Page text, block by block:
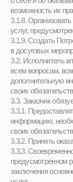
и других мероприятиях,
4. Оплата услуг и порядок
4.1. Стоимость
случае если Заказчик
Театральной студии
4.2. В случае если Заказчик
участвовать Театральной
Заказчиком раз в месяц, в
странице: https://
денежных средств
безналичных или наличных
3 статьи 16.1 Закона от
потребителей" и
"О национальной
Платежи производятся не
месяца при продолжении
студии, после пробного урока.
4.3. В случае
Заказчика, услуги
4.4. В случае, когда
обстоятельствам, за
расходы.